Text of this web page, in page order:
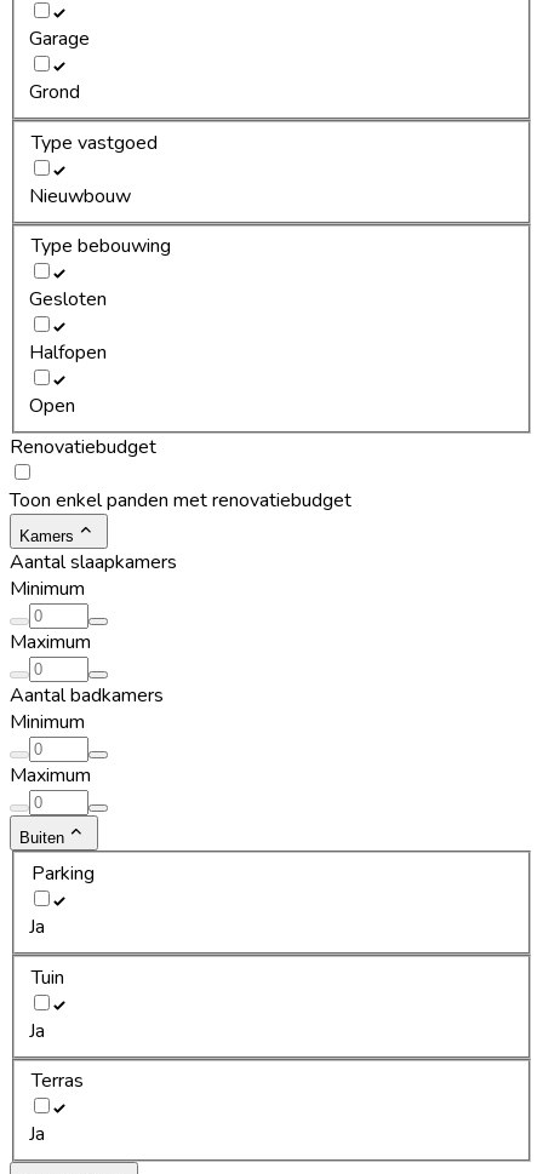
Garage
Grond
Type vastgoed
Nieuwbouw
Type bebouwing
Gesloten
Halfopen
Open
Renovatiebudget
Toon enkel panden met renovatiebudget
Kamers
Aantal slaapkamers
Minimum
Maximum
Aantal badkamers
Minimum
Maximum
Buiten
Parking
Ja
Tuin
Ja
Terras
Ja